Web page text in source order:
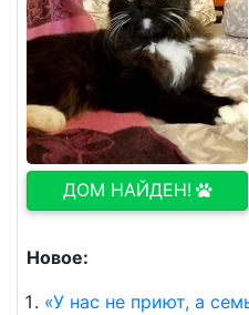
ДОМ НАЙДЕН!
Новое:
«У нас не приют, а